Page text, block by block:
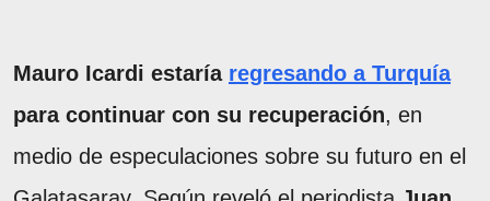
Mauro Icardi estaría regresando a Turquía
para continuar con su recuperación, en
medio de especulaciones sobre su futuro en el